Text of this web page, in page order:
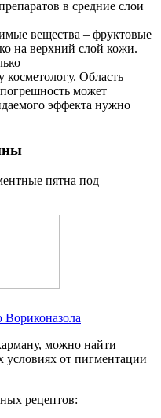
в средние слои
вещества – фруктовые
на верхний слой кожи.
Область
может
эффекта нужно
можно найти
условиях от пигментации
рецептов: